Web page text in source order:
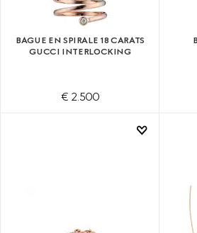
BAGUE EN SPIRALE 18 CARATS
GUCCI INTERLOCKING
€ 2.500